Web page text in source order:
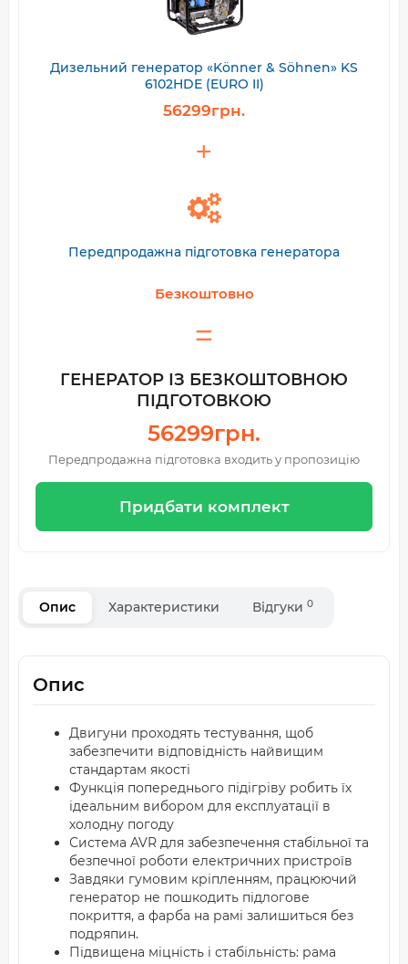
Дизельний генератор «Könner & Söhnen» KS
6102HDE (EURO II)
56299грн.
Передпродажна підготовка генератора
Безкоштовно
ГЕНЕРАТОР ІЗ БЕЗКОШТОВНОЮ
ПІДГОТОВКОЮ
56299грн.
Передпродажна підготовка входить у пропозицію
Придбати комплект
Опис Характеристики Відгуки 0
Опис
Двигуни проходять тестування, щоб
забезпечити відповідність найвищим
стандартам якості
Функція попереднього підігріву робить їх
ідеальним вибором для експлуатації в
холодну погоду
Система AVR для забезпечення стабільної та
безпечної роботи електричних пристроїв
Завдяки гумовим кріпленням, працюючий
генератор не пошкодить підлогове
покриття, а фарба на рамі залишиться без
подряпин.
Підвищена міцність і стабільність: рама